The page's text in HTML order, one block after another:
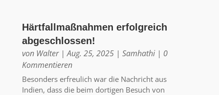
Härtfallmaßnahmen erfolgreich
abgeschlossen!
von Walter|Aug. 25, 2025| Samhathi| 0
Kommentieren
Besonders erfreulich war die Nachricht aus
Indien, dass die beim dortigen Besuch von